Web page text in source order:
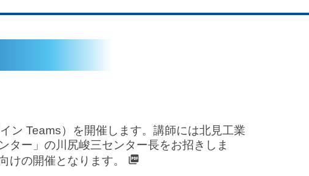
ン Teams）を開催します。講師には北見工業
ター」の川尻峻三センター長をお招きしま
けの開催となります。